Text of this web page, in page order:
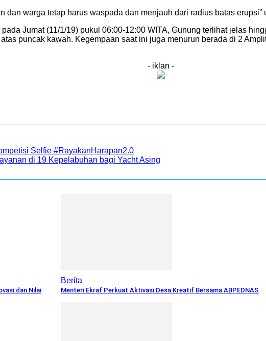
dan warga tetap harus waspada dan menjauh dari radius batas erupsi”
Jumat (11/1/19) pukul 06:00-12:00 WITA, Gunung terlihat jelas
puncak kawah. Kegempaan saat ini juga menurun berada di 2
- iklan -
Selfie #RayakanHarapan2.0
di 19 Kepelabuhan bagi Yacht Asing
dan Nilai
Berita
Menteri Ekraf Perkuat Aktivasi Desa Kreatif Bersama ABPEDNAS